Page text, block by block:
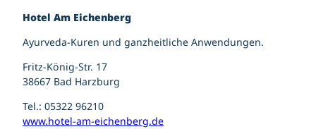
Hotel Am Eichenberg
Ayurveda-Kuren und ganzheitliche Anwendungen.
Fritz-König-Str. 17
38667 Bad Harzburg
Tel.: 05322 96210
www.hotel-am-eichenberg.de